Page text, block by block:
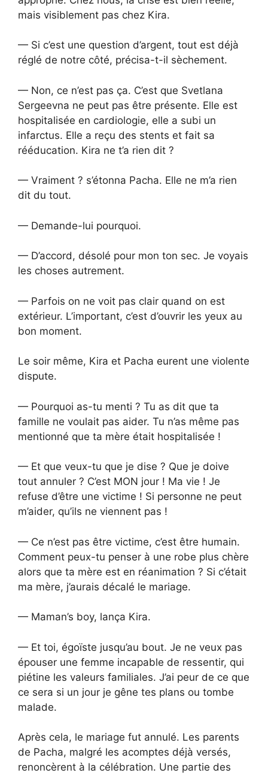
mais visiblement pas chez Kira.
— Si c’est une question d’argent, tout est déjà
réglé de notre côté, précisa-t-il sèchement.
— Non, ce n’est pas ça. C’est que Svetlana
Sergeevna ne peut pas être présente. Elle est
hospitalisée en cardiologie, elle a subi un
infarctus. Elle a reçu des stents et fait sa
rééducation. Kira ne t’a rien dit ?
— Vraiment ? s’étonna Pacha. Elle ne m’a rien
dit du tout.
— Demande-lui pourquoi.
— D’accord, désolé pour mon ton sec. Je voyais
les choses autrement.
— Parfois on ne voit pas clair quand on est
extérieur. L’important, c’est d’ouvrir les yeux au
bon moment.
Le soir même, Kira et Pacha eurent une violente
dispute.
— Pourquoi as-tu menti ? Tu as dit que ta
famille ne voulait pas aider. Tu n’as même pas
mentionné que ta mère était hospitalisée !
— Et que veux-tu que je dise ? Que je doive
tout annuler ? C’est MON jour ! Ma vie ! Je
refuse d’être une victime ! Si personne ne peut
m’aider, qu’ils ne viennent pas !
— Ce n’est pas être victime, c’est être humain.
Comment peux-tu penser à une robe plus chère
alors que ta mère est en réanimation ? Si c’était
ma mère, j’aurais décalé le mariage.
— Maman’s boy, lança Kira.
— Et toi, égoïste jusqu’au bout. Je ne veux pas
épouser une femme incapable de ressentir, qui
piétine les valeurs familiales. J’ai peur de ce que
ce sera si un jour je gêne tes plans ou tombe
malade.
Après cela, le mariage fut annulé. Les parents
de Pacha, malgré les acomptes déjà versés,
renoncèrent à la célébration. Une partie des